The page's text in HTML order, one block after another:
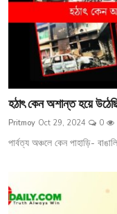
হঠাৎ কেন অশান্ত হয়ে
Pritmoy Oct 29, 2024 0
পার্বত্য অঞ্চলে কেন পাহাড়ি-